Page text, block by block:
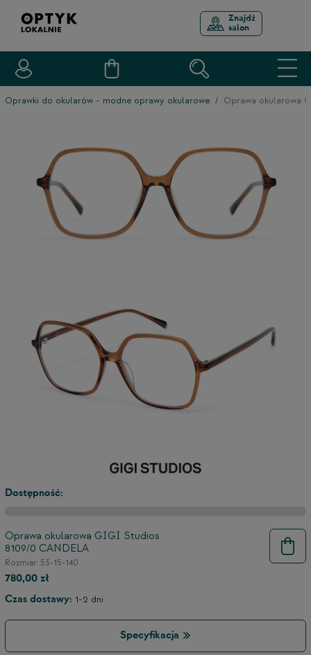
Znajdź
salon
Oprawki do okularów - modne oprawy okularowe Oprawa okularowa
Dostępność:
Oprawa okularowa GIGI Studios
8109/0 CANDELA
Rozmiar: 53-15-140
780,00 zł
Czas dostawy: 1-2 dni
Specyfikacja